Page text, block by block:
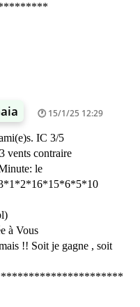
15/1/25 12:29
IC 3/5
vents contraire
le
à Vous
!! Soit je gagne , soit